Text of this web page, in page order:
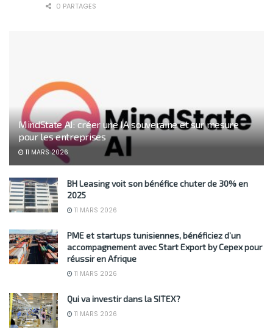
0 PARTAGES
MindState AI: créer une IA souveraine et sur mesure
pour les entreprises
11 MARS 2026
BH Leasing voit son bénéfice chuter de 30% en
2025
11 MARS 2026
PME et startups tunisiennes, bénéficiez d’un
accompagnement avec Start Export by Cepex pour
réussir en Afrique
11 MARS 2026
Qui va investir dans la SITEX?
11 MARS 2026